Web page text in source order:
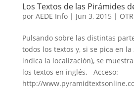
Los Textos de las Pirámides
por AEDE Info| Jun 3, 2015 |
Pulsando sobre las distintas
todos los textos y, si se pica en
indica la localización), se
los textos en inglés. Acceso:
http://